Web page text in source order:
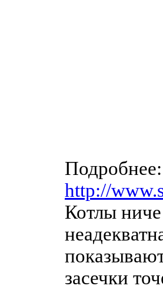
Подробнее:
http://
Котлы
засечки